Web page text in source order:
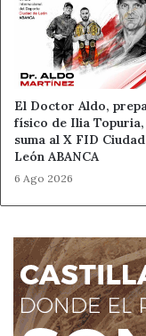
El Doctor Aldo,
físico de Ilia Topuria,
suma al X FID
León ABANCA
6 Ago 2026